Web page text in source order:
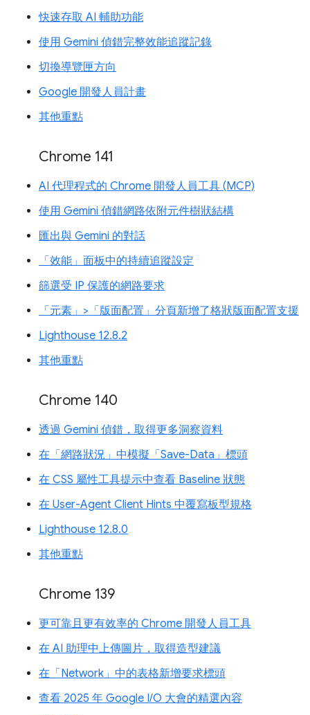
快速存取 AI 輔助功能
使用 Gemini 偵錯完整效能追蹤記錄
切換導覽匣方向
Google 開發人員計畫
其他重點
Chrome 141
AI 代理程式的 Chrome 開發人員工具 (MCP)
使用 Gemini 偵錯網路依附元件樹狀結構
匯出與 Gemini 的對話
「效能」面板中的持續追蹤設定
篩選受 IP 保護的網路要求
「元素」>「版面配置」分頁新增了格狀版面配置支援
Lighthouse 12.8.2
其他重點
Chrome 140
透過 Gemini 偵錯，取得更多洞察資料
在「網路狀況」中模擬「Save-Data」標頭
在 CSS 屬性工具提示中查看 Baseline 狀態
在 User-Agent Client Hints 中覆寫板型規格
Lighthouse 12.8.0
其他重點
Chrome 139
更可靠且更有效率的 Chrome 開發人員工具
在 AI 助理中上傳圖片，取得造型建議
在「Network」中的表格新增要求標頭
查看 2025 年 Google I/O 大會的精選內容